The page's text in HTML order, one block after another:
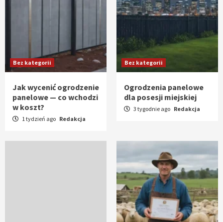
Bez kategorii
Jak wycenić ogrodzenie
panelowe — co wchodzi
w koszt?
1 tydzień ago Redakcja
Bez kategorii
Ogrodzenia panelowe
dla posesji miejskiej
3 tygodnie ago Redakcja